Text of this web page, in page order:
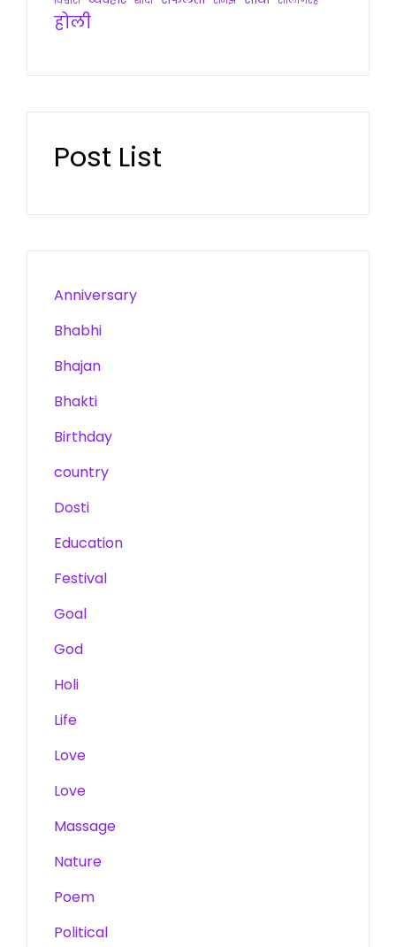
होली
Post List
Anniversary
Bhabhi
Bhajan
Bhakti
Birthday
country
Dosti
Education
Festival
Goal
God
Holi
Life
Love
Love
Massage
Nature
Poem
Political